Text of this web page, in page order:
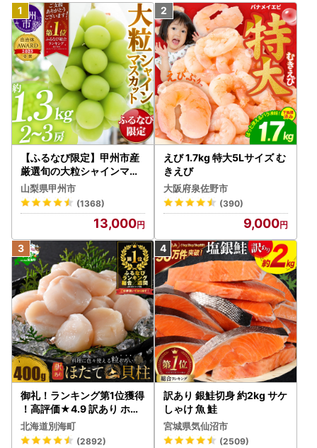
【ふるなび限定】甲州市産
厳選旬の大粒シャインマス
カット 約1.3kg 2～3房【2
026年発送】（MG）B12-
472 FN-Limited-VO シャ
インマスカット フルーツ
山梨県甲州市
(1368)
13,000
えび 1.7kg 特大5Lサイズ む
きえび
大阪府泉佐野市
(390)
9,000
御礼！ランキング第1位獲得
！高評価★4.9 訳あり ホタ
テ 400g（ほたて 帆立 貝柱
冷凍 ）
北海道別海町
(2892)
訳あり 銀鮭切身 約2kg サケ
しゃけ 魚 鮭
宮城県気仙沼市
(2509)